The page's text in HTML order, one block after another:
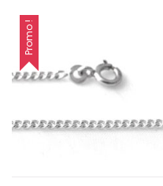
Promo !